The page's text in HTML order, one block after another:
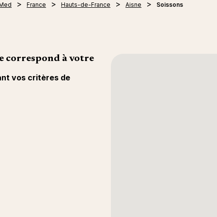
France Hauts-de-France Aisne Soissons
correspond à votre
vos critères de